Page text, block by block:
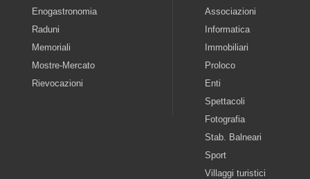
Enogastronomia
Raduni
Memoriali
Mostre-Mercato
Rievocazioni
Associazioni
Informatica
Immobiliari
Proloco
Enti
Spettacoli
Fotografia
Stab. Balneari
Sport
Villaggi turistici